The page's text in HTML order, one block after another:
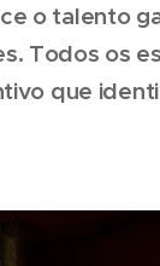
o talento
Todos os
que